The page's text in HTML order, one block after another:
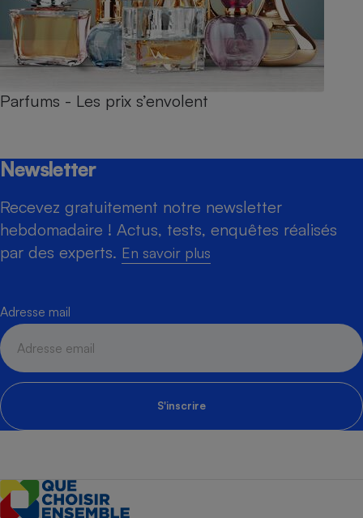
Parfums - Les prix s’envolent
Newsletter
Recevez gratuitement notre newsletter
hebdomadaire ! Actus, tests, enquêtes réalisés
par des experts. En savoir plus
Adresse mail
S'inscrire